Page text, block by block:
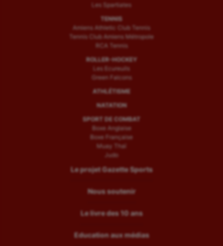
Les Spartiates
TENNIS
Amiens Athletic Club Tennis
Tennis Club Amiens Métropole
RCA Tennis
ROLLER-HOCKEY
Les Ecureuils
Green Falcons
ATHLÉTISME
NATATION
SPORT DE COMBAT
Boxe Anglaise
Boxe Française
Muay Thaï
Judo
Le projet Gazette Sports
Nous soutenir
Le livre des 10 ans
Education aux médias